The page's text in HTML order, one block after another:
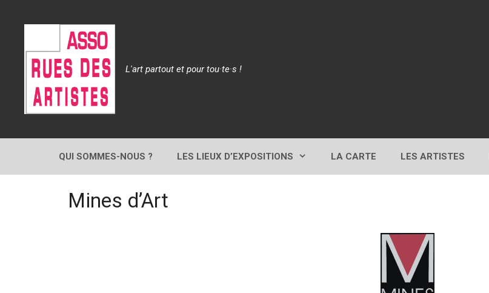
L'art partout et pour tou·te·s !
QUI SOMMES-NOUS ? LES LIEUX D’EXPOSITIONS LA CARTE LES ARTISTES
Mines d’Art